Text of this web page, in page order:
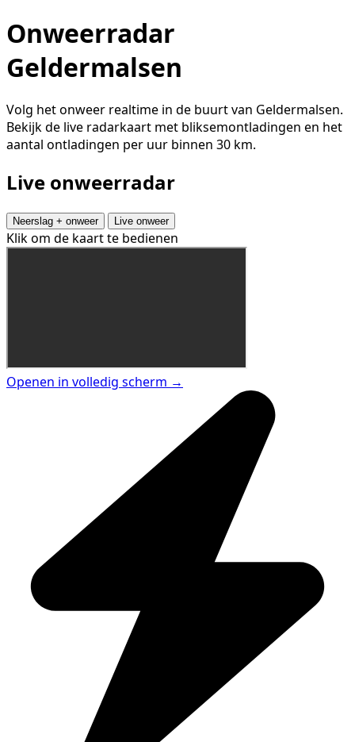
Onweerradar
Geldermalsen
Volg het onweer realtime in de buurt van Geldermalsen.
Bekijk de live radarkaart met bliksemontladingen en het
aantal ontladingen per uur binnen 30 km.
Live onweerradar
Neerslag + onweer Live onweer
Klik om de kaart te bedienen
Openen in volledig scherm →